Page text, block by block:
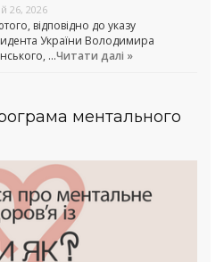
26, 2026
відповідно до указу
України Володимира
…Читати далі »
ментального